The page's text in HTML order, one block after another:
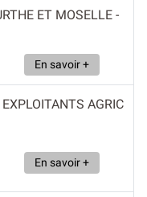
ET MOSELLE -
En savoir +
AGRIC
En savoir +